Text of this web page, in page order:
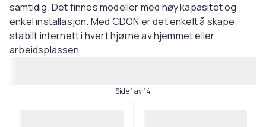
samtidig. Det finnes modeller med høy kapasitet og
enkel installasjon. Med CDON er det enkelt å skape
stabilt internett i hvert hjørne av hjemmet eller
arbeidsplassen.
Side 1 av 14